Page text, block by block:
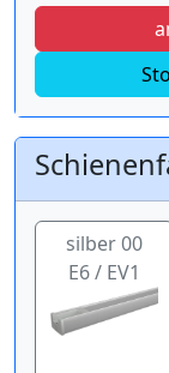
silber 00
E6 / EV1